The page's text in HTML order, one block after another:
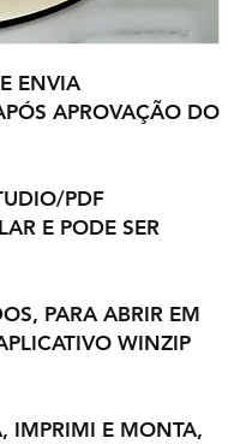
ENVIA
APROVAÇÃO DO
PDF
E PODE SER
PARA ABRIR EM
WINZIP
IMPRIMI E MONTA,